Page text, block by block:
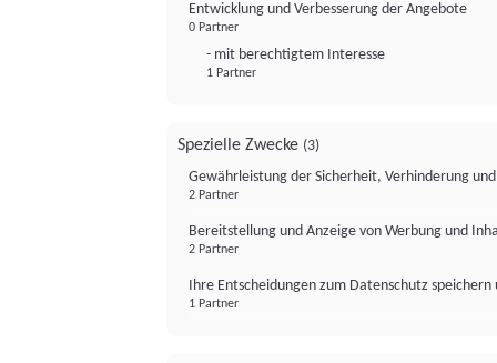
Entwicklung und Verbesserung der Angebote
0 Partner
- mit berechtigtem Interesse
1 Partner
Spezielle Zwecke (3)
Gewährleistung der Sicherheit, Verhinderung
2 Partner
Bereitstellung und Anzeige von Werbung und
2 Partner
Ihre Entscheidungen zum Datenschutz
1 Partner